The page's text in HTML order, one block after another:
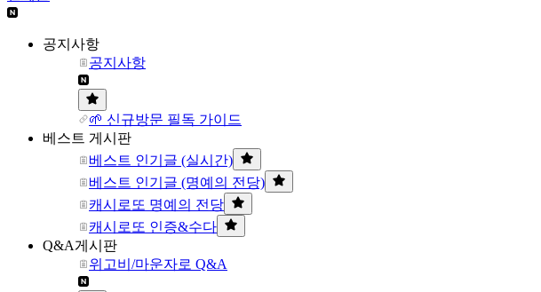
공지사항
공지사항
🌱 신규방문 필독 가이드
베스트 게시판
베스트 인기글 (실시간)
베스트 인기글 (명예의 전당)
캐시로또 명예의 전당
캐시로또 인증&수다
Q&A게시판
위고비/마운자로 Q&A